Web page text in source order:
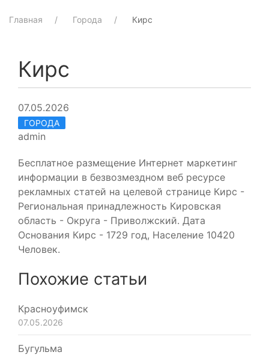
Главная Города Кирс
Кирс
07.05.2026
ГОРОДА
admin
Бесплатное размещение Интернет маркетинг
информации в безвозмездном веб ресурсе
рекламных статей на целевой странице Кирс -
Региональная принадлежность Кировская
область - Округа - Приволжский. Дата
Основания Кирс - 1729 год, Население 10420
Человек.
Похожие статьи
Красноуфимск
07.05.2026
Бугульма